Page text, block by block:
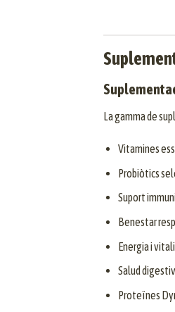
La gamma de
Vitamines
Probiòtics
Suport
Benestar
Energia i
Salud
Proteïnes